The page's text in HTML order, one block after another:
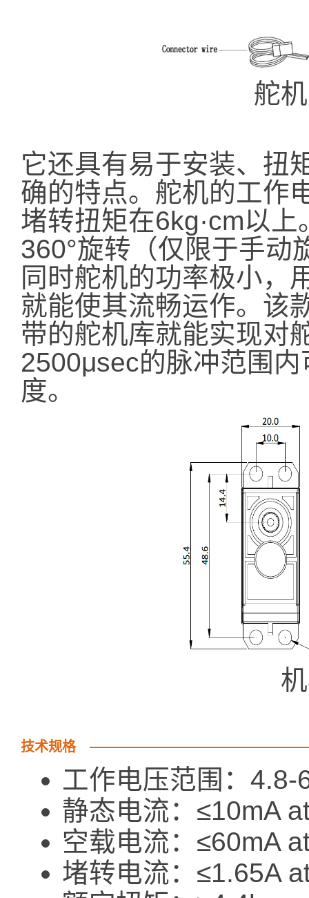
舵
它还具有易于安装、扭
确的特点。舵机的工作
堵转扭矩在6kg·cm以
360°旋转（仅限于手动
同时舵机的功率极小，
就能使其流畅运作。该
带的舵机库就能实现对
2500μsec的脉冲范围
度。
技术规格
工作电压范围：4.8-
静态电流：≤10mA
空载电流：≤60mA
堵转电流：≤1.65A